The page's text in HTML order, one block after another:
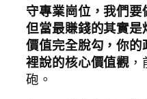
守專業崗位，我們要
但當最賺錢的其實
價值完全脫勾，你
裡說的核心價值觀
砲。